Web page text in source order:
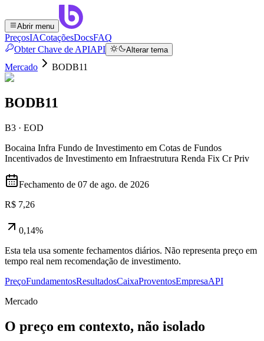
Abrir menu
PreçosIACotaçõesDocsFAQ
Obter Chave de APIAPI Alterar tema
Mercado BODB11
BODB11
B3 · EOD
Bocaina Infra Fundo de Investimento em Cotas de Fundos
Incentivados de Investimento em Infraestrutura Renda Fix Cr Priv
Fechamento de 07 de ago. de 2026
R$ 7,26
0,14%
Esta tela usa somente fechamentos diários. Não representa preço em
tempo real nem recomendação de investimento.
PreçoFundamentosResultadosCaixaProventosEmpresaAPI
Mercado
O preço em contexto, não isolado